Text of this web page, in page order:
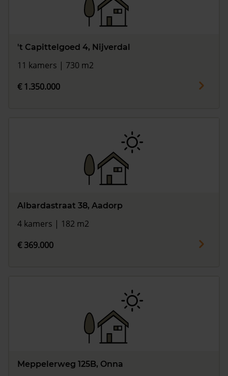
't Capittelgoed 4, Nijverdal
11 kamers | 730 m2
€ 1.350.000
Albardastraat 38, Aadorp
4 kamers | 182 m2
€ 369.000
Meppelerweg 125B, Onna